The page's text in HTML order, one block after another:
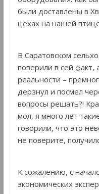
были доставлены в
цехах на нашей
В Саратовском
поверили в сей факт,
реальности –
дерзнул и посмел
вопросы решать?!
мол, я много лет
говорили, что это
не поверите,
К сожалению, с
экономических